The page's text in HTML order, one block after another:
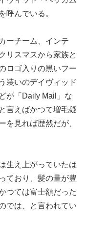
呼んでいる。
ーチーム、インテ
リスマスから家族と
ロゴ入りの黒いフー
装いのデイヴィッド
が「Daily Mail」な
言えばかつて増毛疑
を見れば歴然だが、
生え上がっていたは
ており、髪の量が豊
つては富士額だった
では、と言われてい